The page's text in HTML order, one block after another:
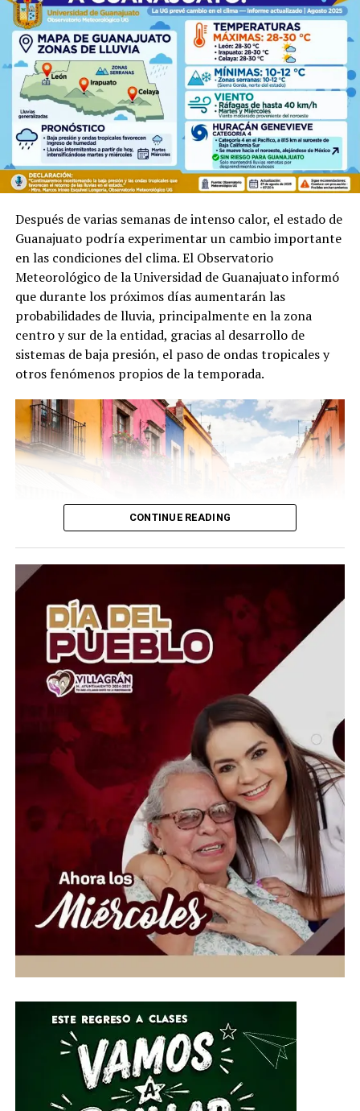
Smith. La manifestación se desarrolló mientras miles de
personas acudían al tradicional festejo del Día de la
Cueva, uno de los eventos más emblemáticos de
Guanajuato capital.
Después de varias semanas de intenso calor, el estado de
Guanajuato podría experimentar un cambio importante
en las condiciones del clima. El Observatorio
Meteorológico de la Universidad de Guanajuato informó
que durante los próximos días aumentarán las
probabilidades de lluvia, principalmente en la zona
centro y sur de la entidad, gracias al desarrollo de
sistemas de baja presión, el paso de ondas tropicales y
otros fenómenos propios de la temporada.
El coordinador del Área de Ciencias Atmosféricas y del
Observatorio Meteorológico de la UG, Marcos Irineo
Esquivel Longoria, explicó que se esperan
precipitaciones de distinta intensidad, desde lluvias
ligeras y aisladas hasta moderadas, dependiendo de la
región. Además, indicó que las temperaturas máximas
oscilarán entre los 28 y 30 grados centígrados en
ciudades como León, Irapuato y Celaya, mientras que en
las zonas serranas el ambiente será más fresco, con
mínimas de entre 10 y 12 grados.
En relación con el huracán Genevieve, el especialista
aclaró que, aunque alcanzó la categoría 5, actualmente
se ha debilitado a categoría 4 y continúa alejándose de
las costas mexicanas, por lo que no representa un riesgo
directo para el país. Asimismo, se prevén rachas de
viento de hasta 40 kilómetros por hora entre martes y
miércoles, condiciones que favorecerán tardes y noches
CONTINUE READING